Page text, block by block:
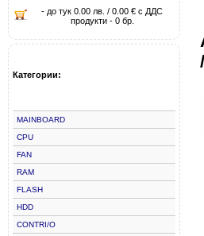
- до тук 0.00 лв. / 0.00 € с ДДС
продукти - 0 бр.
Категории:
MAINBOARD
CPU
FAN
RAM
FLASH
HDD
CONTRI/O